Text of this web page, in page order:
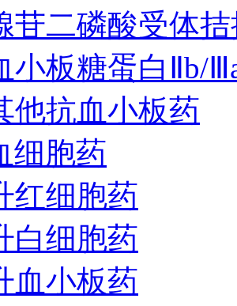
苷二磷酸受体
小板糖蛋白Ⅱb/
他抗血小板药
细胞药
红细胞药
白细胞药
血小板药